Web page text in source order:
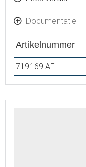
Documentatie
Artikelnummer
719169.AE